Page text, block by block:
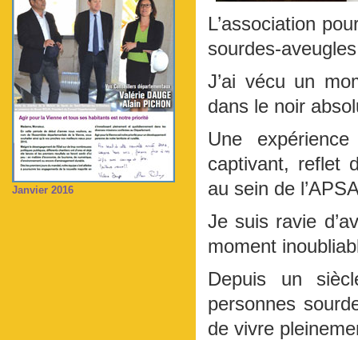
Janvier 2016
L’association
sourdes-
J’ai vécu un
dans le noir
Une
captivant, reflet
au sein de
Je suis ravie
moment
Depuis un
personnes
de vivre